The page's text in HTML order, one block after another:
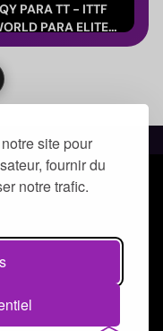
site pour
fournir du
notre trafic.
PARA TT - ITTF
PARA ELITE
YVELINES 2026
au 16 septembre 2026